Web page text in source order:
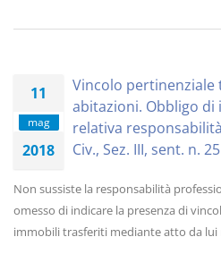
11
mag
2018
Vincolo
abitazioni. Obbligo
relativa
Civ., Sez. III, sent. n.
Non sussiste la responsabilità
omesso di indicare la presenza di
immobili trasferiti mediante atto da lui